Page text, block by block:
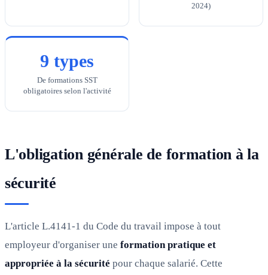
2024)
9 types
De formations SST
obligatoires selon l'activité
L'obligation générale de formation à la
sécurité
L'article L.4141-1 du Code du travail impose à tout
employeur d'organiser une formation pratique et
appropriée à la sécurité pour chaque salarié. Cette